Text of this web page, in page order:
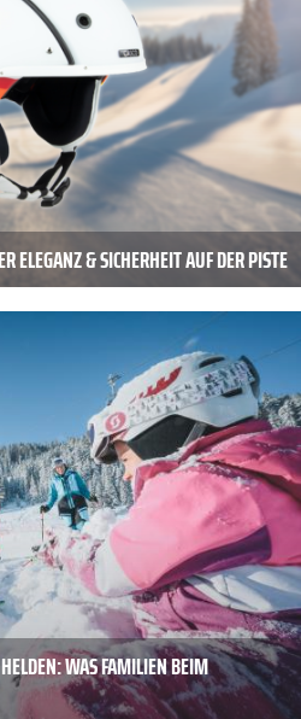
ELEGANZ & SICHERHEIT AUF DER PISTE
WAS FAMILIEN BEIM S